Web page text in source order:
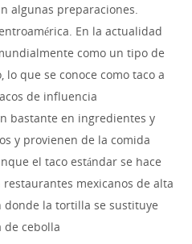
algunas preparaciones.
En la actualidad
como un tipo de
que se conoce como taco a
de influencia
bastante en ingredientes y
y provienen de la comida
el taco estándar se hace
mexicanos de alta
donde la tortilla se sustituye
de cebolla